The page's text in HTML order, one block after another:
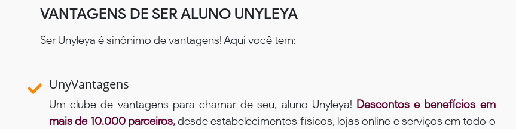
VANTAGENS DE SER ALUNO UNYLEYA
Ser Unyleya é sinônimo de vantagens! Aqui você tem:
UnyVantagens
Um clube de vantagens para chamar de seu, aluno Unyleya! Descontos e benefícios em
mais de 10.000 parceiros,desde estabelecimentos físicos, lojas online e serviços em todo o